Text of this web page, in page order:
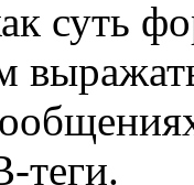
суть
теги.